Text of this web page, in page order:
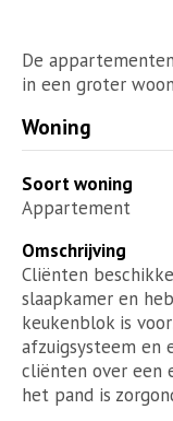
De
in een groter
Woning
Soort woning
Appartement
Omschrijving
Cliënten
slaapkamer en
keukenblok is
afzuigsysteem en
cliënten over een
het pand is